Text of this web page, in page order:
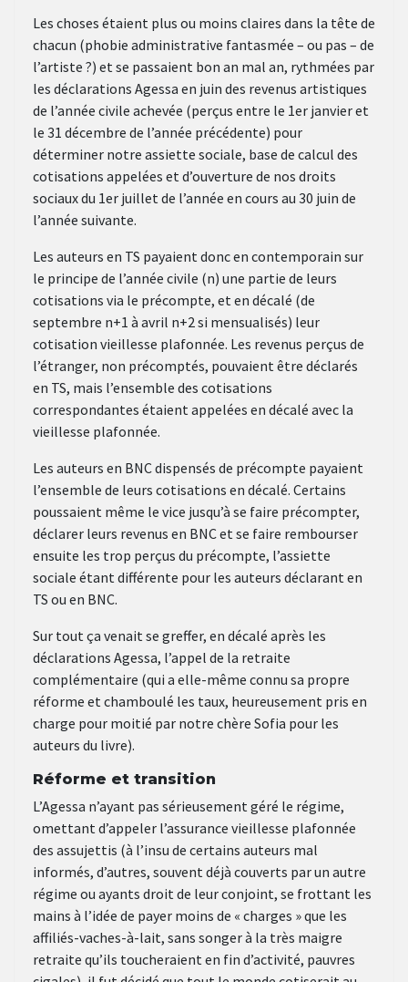
Les choses étaient plus ou moins claires dans la tête de
chacun (phobie administrative fantasmée – ou pas – de
l’artiste ?) et se passaient bon an mal an, rythmées par
les déclarations Agessa en juin des revenus artistiques
de l’année civile achevée (perçus entre le 1er janvier et
le 31 décembre de l’année précédente) pour
déterminer notre assiette sociale, base de calcul des
cotisations appelées et d’ouverture de nos droits
sociaux du 1er juillet de l’année en cours au 30 juin de
l’année suivante.
Les auteurs en TS payaient donc en contemporain sur
le principe de l’année civile (n) une partie de leurs
cotisations via le précompte, et en décalé (de
septembre n+1 à avril n+2 si mensualisés) leur
cotisation vieillesse plafonnée. Les revenus perçus de
l’étranger, non précomptés, pouvaient être déclarés
en TS, mais l’ensemble des cotisations
correspondantes étaient appelées en décalé avec la
vieillesse plafonnée.
Les auteurs en BNC dispensés de précompte payaient
l’ensemble de leurs cotisations en décalé. Certains
poussaient même le vice jusqu’à se faire précompter,
déclarer leurs revenus en BNC et se faire rembourser
ensuite les trop perçus du précompte, l’assiette
sociale étant différente pour les auteurs déclarant en
TS ou en BNC.
Sur tout ça venait se greffer, en décalé après les
déclarations Agessa, l’appel de la retraite
complémentaire (qui a elle-même connu sa propre
réforme et chamboulé les taux, heureusement pris en
charge pour moitié par notre chère Sofia pour les
auteurs du livre).
Réforme et transition
L’Agessa n’ayant pas sérieusement géré le régime,
omettant d’appeler l’assurance vieillesse plafonnée
des assujettis (à l’insu de certains auteurs mal
informés, d’autres, souvent déjà couverts par un autre
régime ou ayants droit de leur conjoint, se frottant les
mains à l’idée de payer moins de « charges » que les
affiliés-vaches-à-lait, sans songer à la très maigre
retraite qu’ils toucheraient en fin d’activité, pauvres